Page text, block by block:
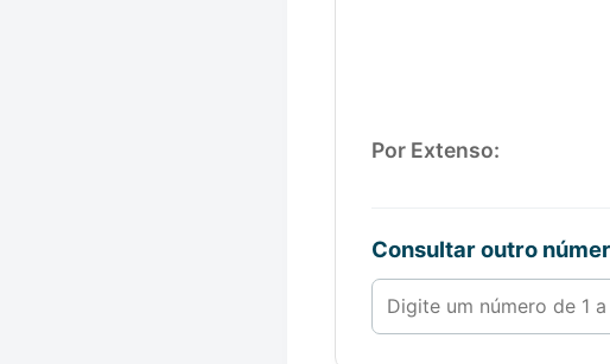
Por Extenso:
Consultar outro
Número de 1 a 100000